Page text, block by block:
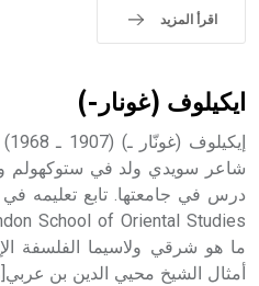
اقرأ المزيد
ايكيلوف (غونار-)
شاعر سويدي ولد في ستوكهولم
درس في جامعتها. تابع تعليمه
ما هو شرقي ولاسيما الفلسفة
أمثال الشيخ محيي الدين بن